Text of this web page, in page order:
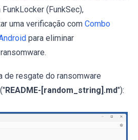
(FunkSec),
uma verificação com Combo
para eliminar
de resgate do ransomware
README-[random_string].md"):